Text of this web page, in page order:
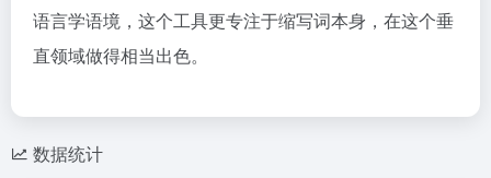
语言学语境，这个工具更专注于缩写词本身，在这个垂
直领域做得相当出色。
数据统计